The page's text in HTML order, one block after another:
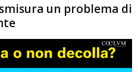
un problema di